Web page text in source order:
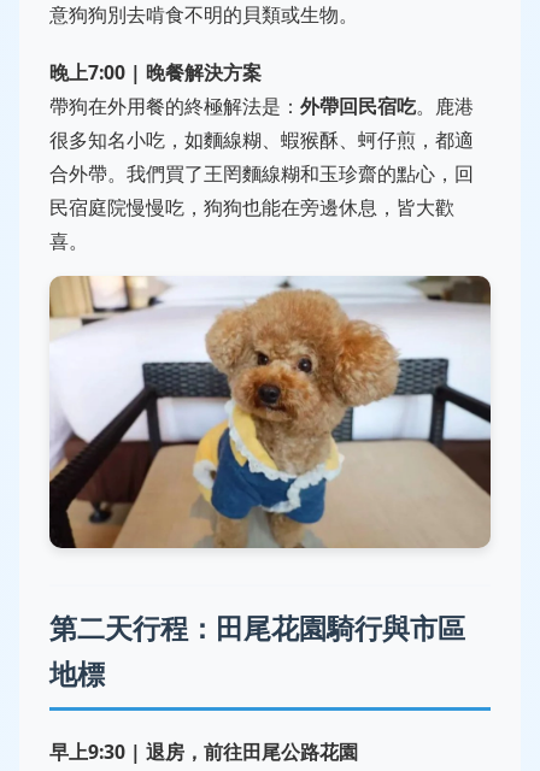
意狗狗別去啃食不明的貝類或生物。
晚上7:00 | 晚餐解決方案
帶狗在外用餐的終極解法是： 外帶回民宿吃。鹿港
很多知名小吃，如麵線糊、蝦猴酥、蚵仔煎，都適
合外帶。我們買了王罔麵線糊和玉珍齋的點心，回
民宿庭院慢慢吃，狗狗也能在旁邊休息，皆大歡
喜。
第二天行程：田尾花園騎行與市區
地標
早上9:30 | 退房，前往田尾公路花園